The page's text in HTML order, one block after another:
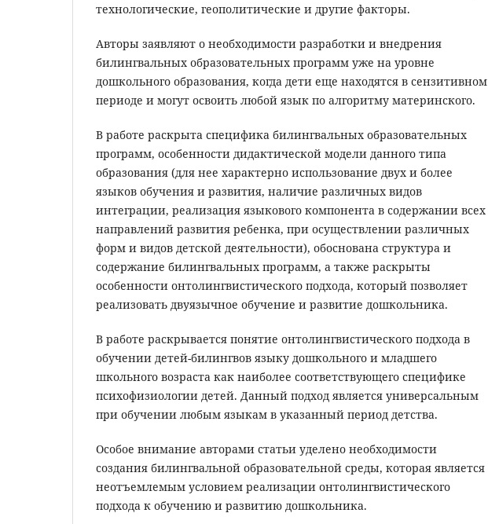
технологические, геополитические и другие факторы.
Авторы заявляют о необходимости разработки и внедрения
билингвальных образовательных программ уже на уровне
дошкольного образования, когда дети еще находятся в сензитивном
периоде и могут освоить любой язык по алгоритму материнского.
В работе раскрыта специфика билингвальных образовательных
программ, особенности дидактической модели данного типа
образования (для нее характерно использование двух и более
языков обучения и развития, наличие различных видов
интеграции, реализация языкового компонента в содержании всех
направлений развития ребенка, при осуществлении различных
форм и видов детской деятельности), обоснована структура и
содержание билингвальных программ, а также раскрыты
особенности онтолингвистического подхода, который позволяет
реализовать двуязычное обучение и развитие дошкольника.
В работе раскрывается понятие онтолингвистического подхода в
обучении детей-билингвов языку дошкольного и младшего
школьного возраста как наиболее соответствующего специфике
психофизиологии детей. Данный подход является универсальным
при обучении любым языкам в указанный период детства.
Особое внимание авторами статьи уделено необходимости
создания билингвальной образовательной среды, которая является
неотъемлемым условием реализации онтолингвистического
подхода к обучению и развитию дошкольника.